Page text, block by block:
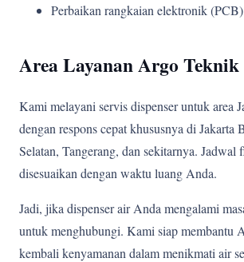
Perbaikan rangkaian elektronik (PCB)
Area Layanan Argo Teknik
Kami melayani servis dispenser untuk area
dengan respons cepat khususnya di Jakarta
Selatan, Tangerang, dan sekitarnya. Jadwal
disesuaikan dengan waktu luang Anda.
Jadi, jika dispenser air Anda mengalami
untuk menghubungi. Kami siap membantu
kembali kenyamanan dalam menikmati air